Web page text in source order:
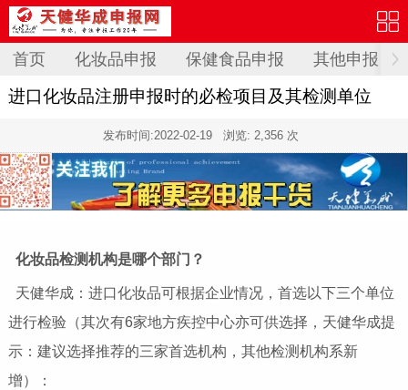
首页 化妆品申报 保健食品申报 其他申报
进口化妆品注册申报时的必检项目及其检测单位
发布时间:2022-02-19 浏览: 2,356 次
化妆品检测机构是哪个部门？
天健华成：进口化妆品可根据企业情况，首选以下三个单位
进行检验（其次有6家地方疾控中心亦可供选择，天健华成提
示：建议选择推荐的三家首选机构，其他检测机构系新
增）：